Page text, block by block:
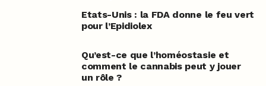
Etats-Unis : la FDA donne le feu vert
pour l’Epidiolex
Qu’est-ce que l’homéostasie et
comment le cannabis peut y jouer
un rôle ?